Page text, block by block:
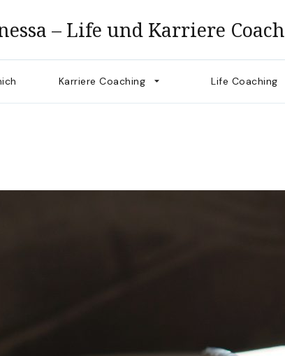
– Life und Karriere Coach
Karriere Coaching Life Coaching